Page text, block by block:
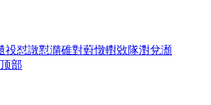
祋怼譈懟濻碓對薱憞轛敚隊濧兌瀩
部